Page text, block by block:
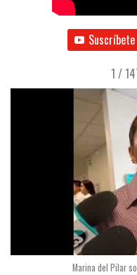
1 /
Marina del Pilar